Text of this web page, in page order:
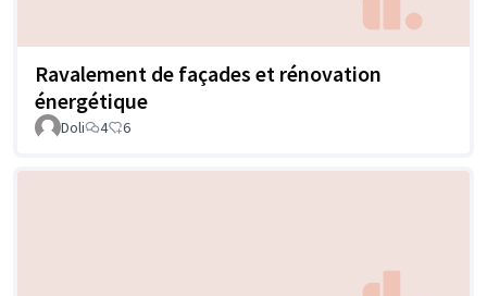
Ravalement de façades et rénovation
énergétique
Doli 4 6